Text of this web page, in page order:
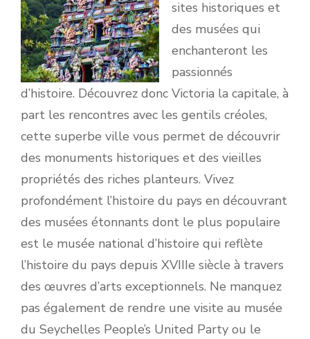
sites historiques et
des musées qui
enchanteront les
passionnés
d’histoire. Découvrez donc Victoria la capitale, à
part les rencontres avec les gentils créoles,
cette superbe ville vous permet de découvrir
des monuments historiques et des vieilles
propriétés des riches planteurs. Vivez
profondément l’histoire du pays en découvrant
des musées étonnants dont le plus populaire
est le musée national d’histoire qui reflète
l’histoire du pays depuis XVIIIe siècle à travers
des œuvres d’arts exceptionnels. Ne manquez
pas également de rendre une visite au musée
du Seychelles People’s United Party ou le